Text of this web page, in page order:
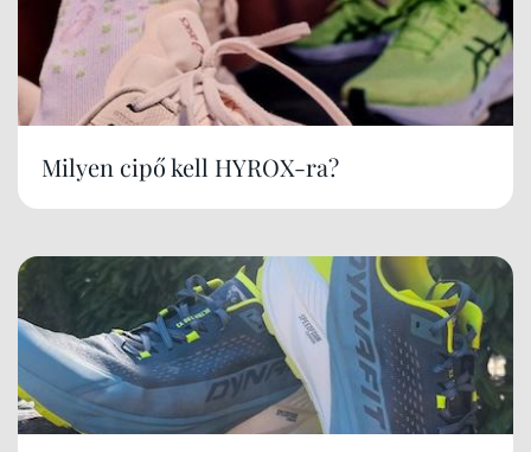
Milyen cipő kell HYROX-ra?